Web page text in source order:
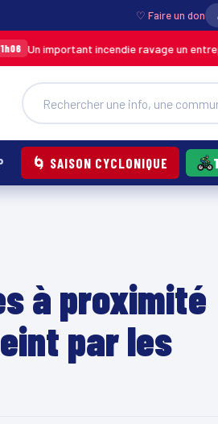
♡ Faire un don
incendie ravage un entrepôt de
🌀 SAISON CYCLONIQUE
à proximité
par les